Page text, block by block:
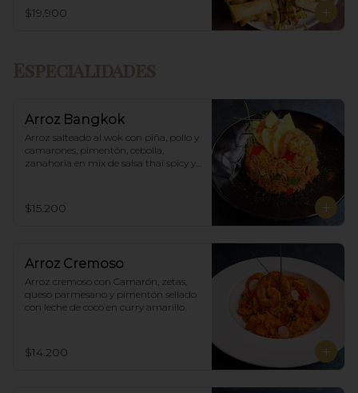
Salsa de Maní y Soja spicy.
$19.900
Arroz Bangkok
Arroz salteado al wok con piña, pollo y
camarones, pimentón, cebolla,
zanahoria en mix de salsa thai spicy y
$15.200
Arroz Cremoso
Arroz cremoso con Camarón, zetas,
queso parmesano y pimentón sellado
con leche de coco en curry amarillo.
$14.200